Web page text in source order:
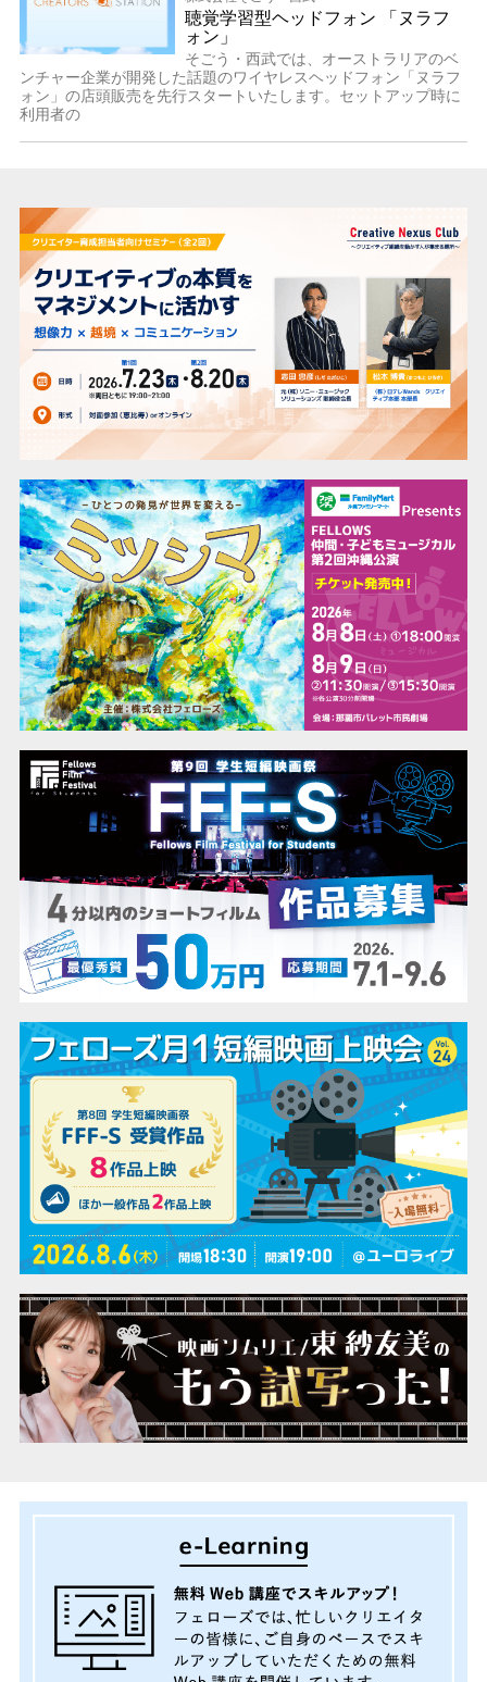
聴覚学習型ヘッドフォン 「ヌラフ
ォン」
そごう・西武では、オーストラリアのベ
ンチャー企業が開発した話題のワイヤレスヘッドフォン「ヌラフ
ォン」の店頭販売を先行スタートいたします。セットアップ時に
利用者の